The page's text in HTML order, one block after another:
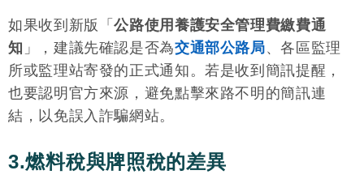
如果收到新版「公路使用養護安全管理費繳費通
知 」，建議先確認是否為交通部公路局、各區監理
所或監理站寄發的正式通知。若是收到簡訊提醒，
也要認明官方來源，避免點擊來路不明的簡訊連
結，以免誤入詐騙網站。
3.燃料稅與牌照稅的差異